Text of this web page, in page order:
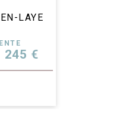
LAYE
245 €